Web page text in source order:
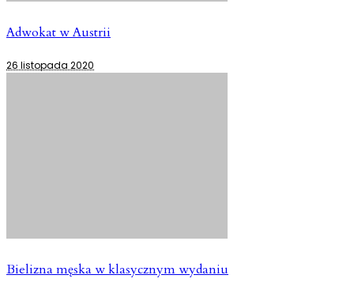
Adwokat w Austrii
26 listopada 2020
Bielizna męska w klasycznym wydaniu